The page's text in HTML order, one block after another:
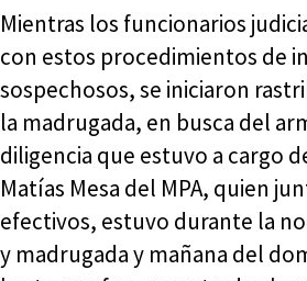
Mientras los funcionarios
con estos procedimientos de
sospechosos, se iniciaron
la madrugada, en busca del
diligencia que estuvo a cargo
Matías Mesa del MPA, quien
efectivos, estuvo durante la
y madrugada y mañana del